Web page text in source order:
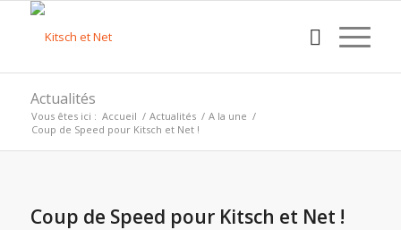
Actualités
Vous êtes ici : Accueil / Actualités / A la une /
Coup de Speed pour Kitsch et Net !
Coup de Speed pour Kitsch et Net !